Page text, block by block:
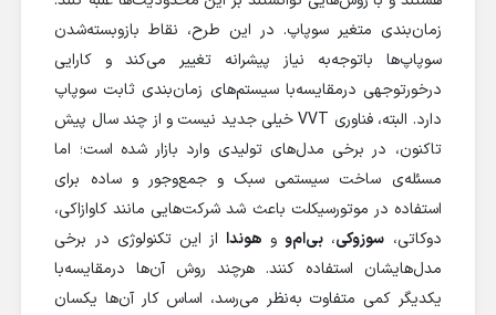
زمان‌بندی متغیر سوپاپ. در این طرح، نقاط باز‌و‌بسته‌‌شدن
سوپاپ‌ها باتوجه‌به نیاز پیشرانه تغییر می‌کند و کارایی
درخورتوجهی درمقایسه‌با سیستم‌های زمان‌بندی ثابت سوپاپ
دارد. البته، فناوری VVT خیلی جدید نیست و از چند سال پیش
تاکنون، در برخی مدل‌های تولیدی وارد بازار شده است؛ اما
مسئله‌ی ساخت سیستمی سبک و جمع‌وجور و ساده برای
استفاده در موتورسیکلت باعث شد شرکت‌هایی مانند کاوازاکی،
دوکاتی، سوزوکی، بی‌ام‌و و هوندااز این تکنولوژی در برخی
مدل‌هایشان استفاده کنند. هرچند روش آن‌ها درمقایسه‌با
یکدیگر کمی متفاوت به‌نظر می‌رسد، اساس کار آن‌ها یکسان